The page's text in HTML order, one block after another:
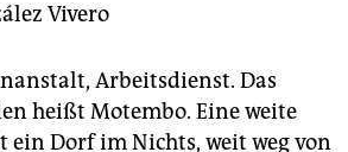
Vivero
Arbeitsdienst. Das
heißt Motembo. Eine weite
ein Dorf im Nichts, weit weg von